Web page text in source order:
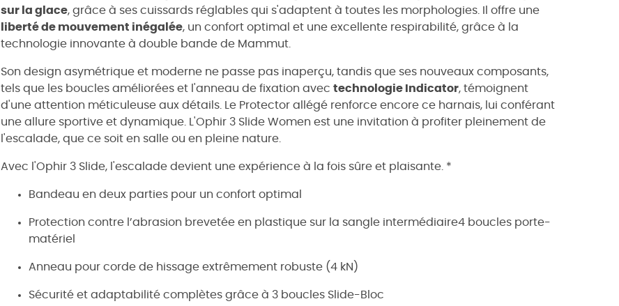
sur la glace, grâce à ses cuissards réglables qui s'adaptent à toutes les morphologies. Il offre une
liberté de mouvement inégalée, un confort optimal et une excellente respirabilité, grâce à la
technologie innovante à double bande de Mammut.
Son design asymétrique et moderne ne passe pas inaperçu, tandis que ses nouveaux composants,
tels que les boucles améliorées et l'anneau de fixation avec technologie Indicator, témoignent
d'une attention méticuleuse aux détails. Le Protector allégé renforce encore ce harnais, lui conférant
une allure sportive et dynamique. L'Ophir 3 Slide Women est une invitation à profiter pleinement de
l'escalade, que ce soit en salle ou en pleine nature.
Avec l'Ophir 3 Slide, l'escalade devient une expérience à la fois sûre et plaisante. *
Bandeau en deux parties pour un confort optimal
Protection contre l’abrasion brevetée en plastique sur la sangle intermédiaire4 boucles porte-
matériel
Anneau pour corde de hissage extrêmement robuste (4 kN)
Sécurité et adaptabilité complètes grâce à 3 boucles Slide-Bloc